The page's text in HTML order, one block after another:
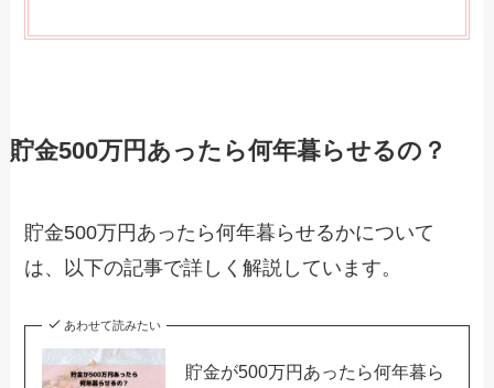
貯金500万円あったら何年暮らせるの？
貯金500万円あったら何年暮らせるかについて
は、以下の記事で詳しく解説しています。
あわせて読みたい
貯金が500万円あったら何年暮ら